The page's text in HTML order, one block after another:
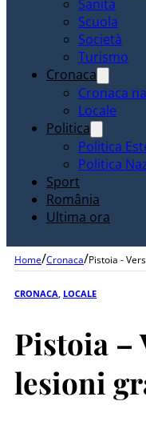
Sanità
Scuola
Società
Turismo
Cronaca
Cronaca
Locale
Politica
Politica
Politica
Sport
România
Ultima ora
Home/Cronaca/Pistoia -
CRONACA LOCALE
Pistoia –
lesioni